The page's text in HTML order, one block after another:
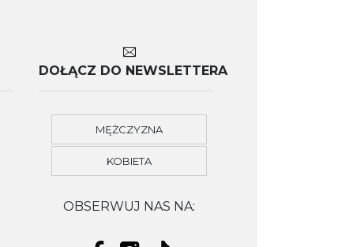
DOŁĄCZ DO NEWSLETTERA
MĘŻCZYZNA
KOBIETA
OBSERWUJ NAS NA: